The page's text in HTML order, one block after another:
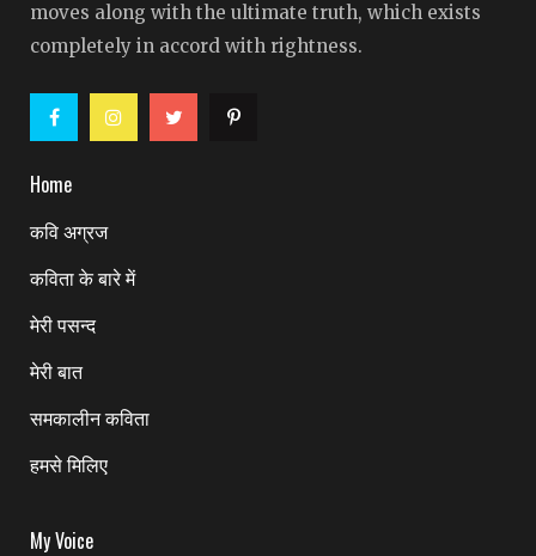
moves along with the ultimate truth, which exists
completely in accord with rightness.
Home
कवि अग्रज
कविता के बारे में
मेरी पसन्द
मेरी बात
समकालीन कविता
हमसे मिलिए
My Voice